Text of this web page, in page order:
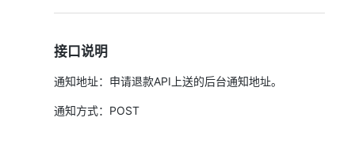
接口说明
通知地址：申请退款API上送的后台通知地址。
通知方式：POST